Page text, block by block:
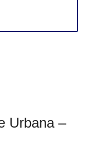
Urbana –